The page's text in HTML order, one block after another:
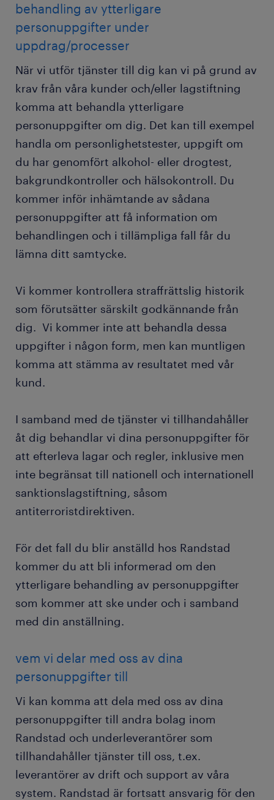
behandling av ytterligare
personuppgifter under
uppdrag/processer
När vi utför tjänster till dig kan vi på grund av
krav från våra kunder och/eller lagstiftning
komma att behandla ytterligare
personuppgifter om dig. Det kan till exempel
handla om personlighetstester, uppgift om
du har genomfört alkohol- eller drogtest,
bakgrundkontroller och hälsokontroll. Du
kommer inför inhämtande av sådana
personuppgifter att få information om
behandlingen och i tillämpliga fall får du
lämna ditt samtycke.
Vi kommer kontrollera straffrättslig historik
som förutsätter särskilt godkännande från
dig. Vi kommer inte att behandla dessa
uppgifter i någon form, men kan muntligen
komma att stämma av resultatet med vår
kund.
I samband med de tjänster vi tillhandahåller
åt dig behandlar vi dina personuppgifter för
att efterleva lagar och regler, inklusive men
inte begränsat till nationell och internationell
sanktionslagstiftning, såsom
antiterroristdirektiven.
För det fall du blir anställd hos Randstad
kommer du att bli informerad om den
ytterligare behandling av personuppgifter
som kommer att ske under och i samband
med din anställning.
vem vi delar med oss av dina
personuppgifter till
Vi kan komma att dela med oss av dina
personuppgifter till andra bolag inom
Randstad och underleverantörer som
tillhandahåller tjänster till oss, t.ex.
leverantörer av drift och support av våra
system. Randstad är fortsatt ansvarig för den